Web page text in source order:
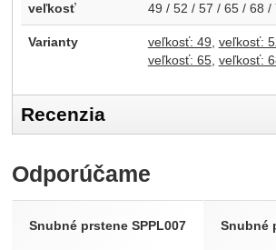
veľkosť 49 / 52 / 57 / 65 / 68 /
Varianty veľkosť: 49 veľkosť:
veľkosť: 65 veľkosť:
Recenzia
Recenzia
Odporúčame
Snubné prstene SPPL007 Snubné